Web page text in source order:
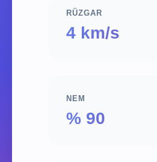
RÜZGAR
4 km/s
NEM
% 90